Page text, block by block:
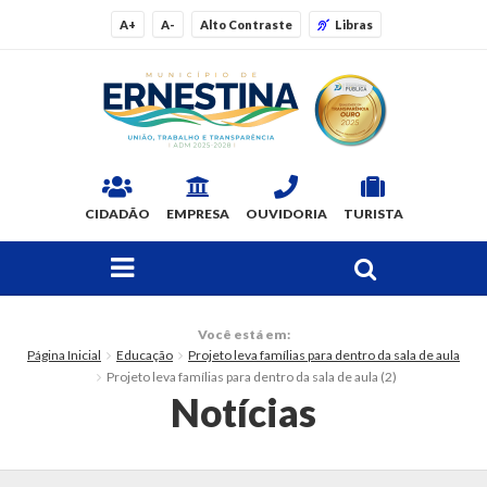
A+ A- Alto Contraste Libras
CIDADÃO EMPRESA OUVIDORIA TURISTA
Dados Gerais
Você está em:
Página Inicial
Educação
Projeto leva famílias para dentro da sala de aula
Projeto leva famílias para dentro da sala de aula (2)
Notícias